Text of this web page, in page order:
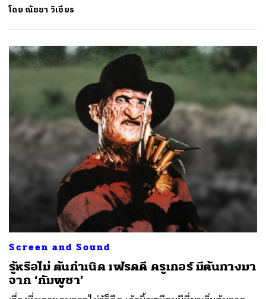
โดย ณัชชา วิเชียร
Screen and Sound
รู้หรือไม่ ต้นกำเนิด เฟรดดี ครูเกอร์ มีต้นทางมา
จาก ‘กัมพูชา’